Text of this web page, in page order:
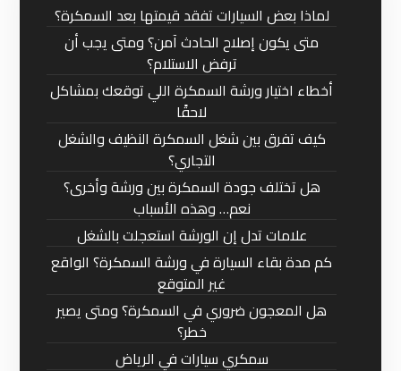
لماذا بعض السيارات تفقد قيمتها بعد السمكرة؟
متى يكون إصلاح الحادث آمن؟ ومتى يجب أن
ترفض الاستلام؟
أخطاء اختيار ورشة السمكرة اللي توقعك بمشاكل
لاحقًا
كيف تفرق بين شغل السمكرة النظيف والشغل
التجاري؟
هل تختلف جودة السمكرة بين ورشة وأخرى؟
نعم… وهذه الأسباب
علامات تدل إن الورشة استعجلت بالشغل
كم مدة بقاء السيارة في ورشة السمكرة؟ الواقع
غير المتوقع
هل المعجون ضروري في السمكرة؟ ومتى يصير
خطر؟
سمكري سيارات في الرياض